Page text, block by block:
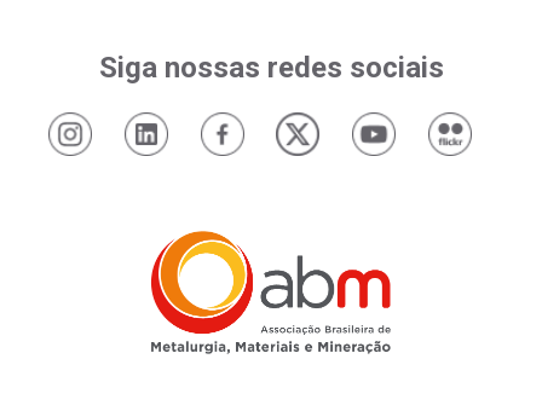
Siga nossas redes sociais